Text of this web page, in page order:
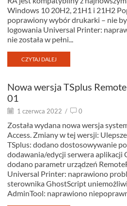
Windows 10 20H2, 21H1 i 21H2
poprawiony wybór drukarki – nie
logowania Universal Printer:
nie została w pełni...
CZYTAJ DALEJ
Nowa wersja TSplus
01
1 czerwca 2022 / 0
Została wydana nowa wersja
Access. Zmiany w tej wersji:
TSplus: dodano dostosowywanie
dodawania/edycji serwera aplikacji
dodano parametr urządzeń
Universal Printer: naprawiono
sterownika GhostScript
AdminTool: naprawiono